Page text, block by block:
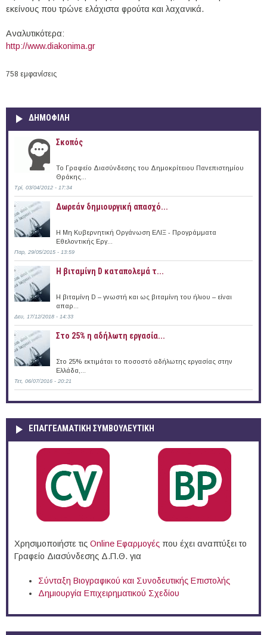
εκείνους που τρώνε ελάχιστα φρούτα και λαχανικά.
Αναλυτικότερα:
http://www.diakonima.gr
758 εμφανίσεις
ΔΗΜΟΦΙΛΗ
Σκοπός
Το Γραφείο Διασύνδεσης του Δημοκρίτειου Πανεπιστημίου
Θράκης...
Τρί, 03/04/2012 - 17:34
Δωρεάν δημιουργική απασχό...
Η Μη Κυβερνητική Οργάνωση ΕΛΙΞ - Προγράμματα
Εθελοντικής Εργ...
Παρ, 29/05/2015 - 13:59
Η βιταμίνη D καταπολεμά τ...
Η βιταμίνη D – γνωστή και ως βιταμίνη του ήλιου – είναι
απαρ...
Δευ, 17/12/2018 - 14:33
Στο 25% η αδήλωτη εργασία...
Στο 25% εκτιμάται το ποσοστό αδήλωτης εργασίας στην
Ελλάδα,...
Τετ, 06/07/2016 - 20:21
ΕΠΑΓΓΕΛΜΑΤΙΚΉ ΣΥΜΒΟΥΛΕΥΤΙΚΉ
Χρησιμοποιήστε τις Online Eφαρμογές που έχει αναπτύξει το
Γραφείο Διασύνδεσης Δ.Π.Θ. για
Σύνταξη Βιογραφικού και Συνοδευτικής Επιστολής
Δημιουργία Επιχειρηματικού Σχεδίου